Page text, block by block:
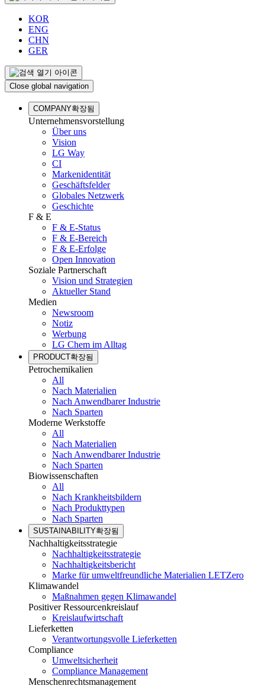
KOR
ENG
CHN
GER
Close global navigation
COMPANY확장됨
Unternehmensvorstellung
Über uns
Vision
LG Way
CI
Markenidentität
Geschäftsfelder
Globales Netzwerk
Geschichte
F & E
F & E-Status
F & E-Bereich
F & E-Erfolge
Open Innovation
Soziale Partnerschaft
Vision und Strategien
Aktueller Stand
Medien
Newsroom
Notiz
Werbung
LG Chem im Alltag
PRODUCT확장됨
Petrochemikalien
All
Nach Materialien
Nach Anwendbarer Industrie
Nach Sparten
Moderne Werkstoffe
All
Nach Materialien
Nach Anwendbarer Industrie
Nach Sparten
Biowissenschaften
All
Nach Krankheitsbildern
Nach Produkttypen
Nach Sparten
SUSTAINABILITY확장됨
Nachhaltigkeitsstrategie
Nachhaltigkeitsstrategie
Nachhaltigkeitsbericht
Marke für umweltfreundliche Materialien LETZero
Klimawandel
Maßnahmen gegen Klimawandel
Positiver Ressourcenkreislauf
Kreislaufwirtschaft
Lieferketten
Verantwortungsvolle Lieferketten
Compliance
Umweltsicherheit
Compliance Management
Menschenrechtsmanagement